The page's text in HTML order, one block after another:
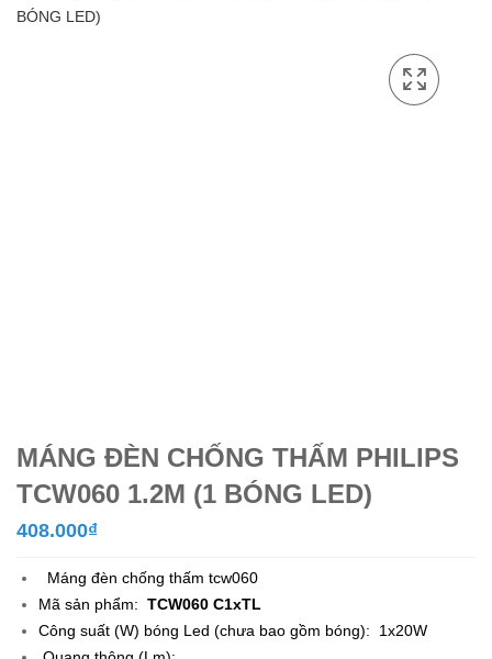
BÓNG LED)
MÁNG ĐÈN CHỐNG THẤM PHILIPS
TCW060 1.2M (1 BÓNG LED)
408.000₫
Máng đèn chống thấm tcw060
Mã sản phẩm: TCW060 C1xTL
Công suất (W) bóng Led (chưa bao gồm bóng): 1x20W